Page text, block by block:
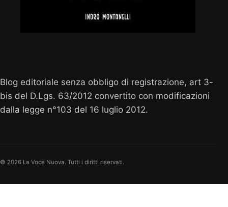
Blog editoriale senza obbligo di registrazione, art 3-
bis del D.Lgs. 63/2012 convertito con modificazioni
dalla legge n°103 del 16 luglio 2012.
© 2026 La Voce Nuova. Tutti i diritti riservati.